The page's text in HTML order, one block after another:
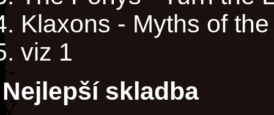
Klaxons - Myths of
viz 1
Nejlepší skladba